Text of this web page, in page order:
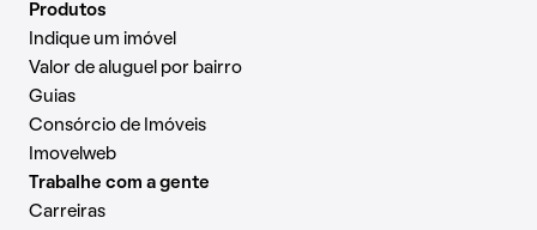
Produtos
Indique um imóvel
Valor de aluguel por bairro
Guias
Consórcio de Imóveis
Imovelweb
Trabalhe com a gente
Carreiras